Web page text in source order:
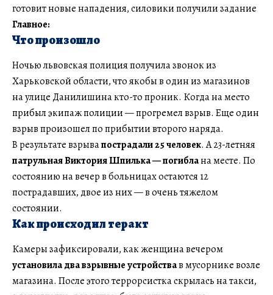
готовит новые нападения, силовики получили задание
Главное:
Что произошло
Ночью львовская полиция получила звонок из
Харьковской области, что якобы в один из магазинов
на улице Данилишина кто-то проник. Когда на место
прибыл экипаж полиции — прогремел взрыв. Еще один
взрыв произошел по прибытии второго наряда.
В результате взрывапострадали 25 человек. А 23-летняя
патрульная Виктория Шпилька — погиблана месте. По
состоянию на вечер в больницах остаются 12
пострадавших, двое из них — в очень тяжелом
состоянии.
Как происходил теракт
Камеры зафиксировали, как женщина вечером
установила два взрывные устройствав мусорнике возле
магазина. После этого террорсистка скрылась на такси,